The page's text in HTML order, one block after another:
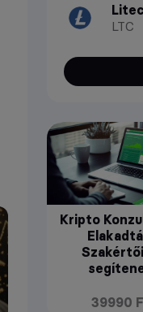
LTC
Kripto
39990